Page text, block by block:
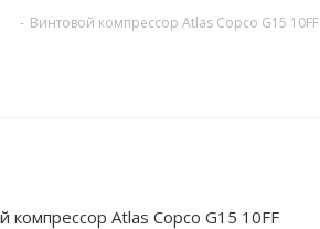
- Винтовой компрессор Atlas Copco G15 10FF
компрессор Atlas Copco G15 10FF